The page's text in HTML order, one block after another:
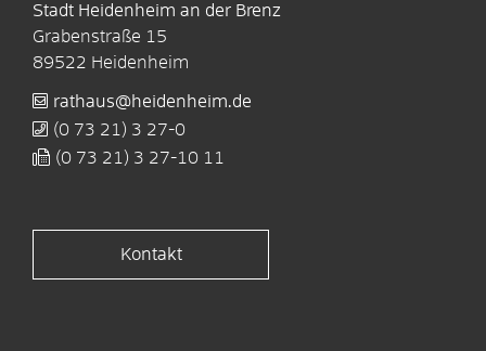
Stadt Heidenheim an der Brenz
Grabenstraße 15
89522 Heidenheim
rathaus@heidenheim.de
(0 73 21) 3 27-0
(0 73 21) 3 27-10 11
Kontakt